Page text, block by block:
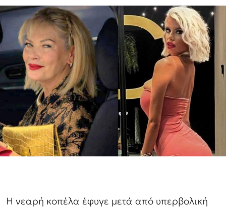
Η νεαρή κοπέλα έφυγε μετά από υπερβολική